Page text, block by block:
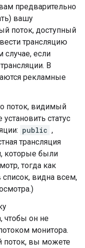
предварительно
вашу
поток, доступный
трансляцию
случае, если
В
рекламные
поток, видимый
статус
public ,
трансляция
которые были
тогда как
список, видна всем,
чтобы он не
монитора.
поток, вы можете